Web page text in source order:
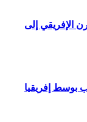
الإفريقي إلى
بوسط إفريقيا